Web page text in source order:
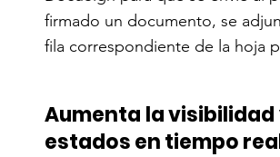
firmado un documento, se
fila correspondiente de la hoja
Aumenta la
estados en tiempo